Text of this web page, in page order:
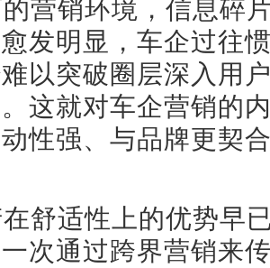
营销环境，信息碎
发明显，车企过往
以突破圈层深入用
这就对车企营销的
性强、与品牌更契
舒适性上的优势早
次通过跨界营销来